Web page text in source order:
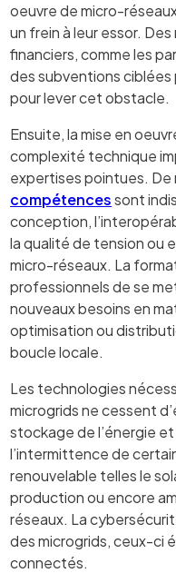
oeuvre de micro-
un frein à leur essor.
financiers, comme les
des subventions
pour lever cet obstacle.
Ensuite, la mise en
complexité technique
expertises pointues. De
compétencessont
conception,
la qualité de tension ou
micro-réseaux. La
professionnels de se
nouveaux besoins en
optimisation ou
boucle locale.
Les technologies
microgrids ne cessent
stockage de l’énergie
l’intermittence de
renouvelable telles le
production ou encore
réseaux. La
des microgrids, ceux-ci
connectés.